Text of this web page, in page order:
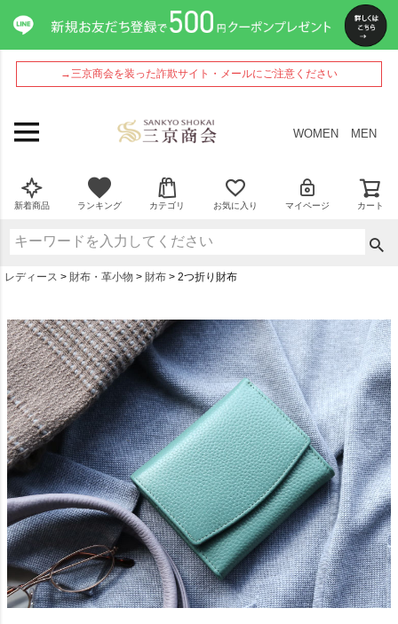
→三京商会を装った詐欺サイト・メールにご注意ください
WOMEN MEN
新着商品 ランキング カテゴリ お気に入り マイページ カート
レディース 財布・革小物 財布 2つ折り財布